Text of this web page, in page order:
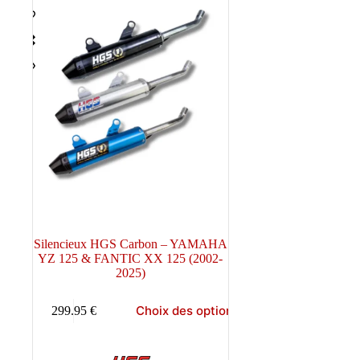
Silencieux HGS Carbon – YAMAHA
YZ 125 & FANTIC XX 125 (2002-
2025)
299.95 € Choix des options
produit